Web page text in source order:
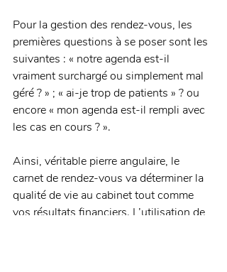
Pour la gestion des rendez-vous, les
premières questions à se poser sont les
suivantes : « notre agenda est-il
vraiment surchargé ou simplement mal
géré ? » ; « ai-je trop de patients » ? ou
encore « mon agenda est-il rempli avec
les cas en cours ? ».
Ainsi, véritable pierre angulaire, le
carnet de rendez-vous va déterminer la
qualité de vie au cabinet tout comme
vos résultats financiers. L’utilisation de